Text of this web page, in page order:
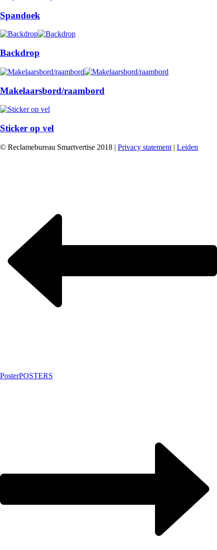
Spandoek
Backdrop
Makelaarsbord/raambord
Sticker op vel
© Reclamebureau Smartvertise 2018 | Privacy statement | Leiden
PosterPOSTERS